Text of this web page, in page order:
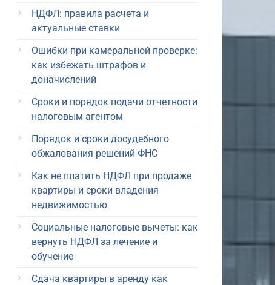
НДФЛ: правила расчета и
актуальные ставки
Ошибки при камеральной проверке:
как избежать штрафов и
доначислений
Сроки и порядок подачи отчетности
налоговым агентом
Порядок и сроки досудебного
обжалования решений ФНС
Как не платить НДФЛ при продаже
квартиры и сроки владения
недвижимостью
Социальные налоговые вычеты: как
вернуть НДФЛ за лечение и
обучение
Сдача квартиры в аренду как